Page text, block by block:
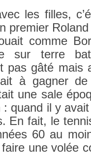
les fil­les,
pre­mi­er
comme
sur terre
pas gâté
à gagn­er
une sale
: quand il y
En fait, le
60 au
une volée